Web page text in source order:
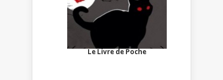
Le Livre de Poche